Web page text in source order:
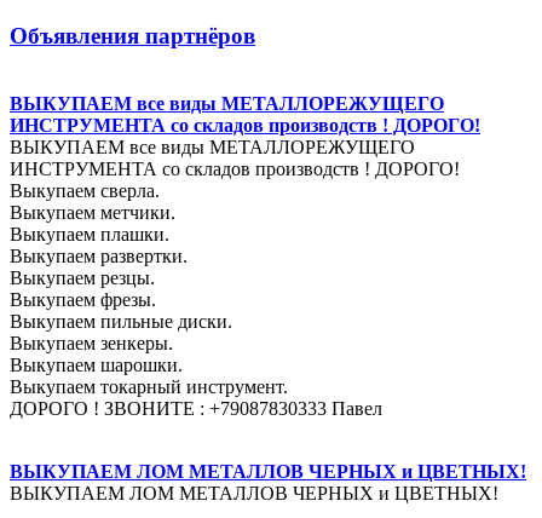
Объявления партнёров
ВЫКУПАЕМ все виды МЕТАЛЛОРЕЖУЩЕГО
ИНСТРУМЕНТА со складов производств ! ДОРОГО!
ВЫКУПАЕМ все виды МЕТАЛЛОРЕЖУЩЕГО
ИНСТРУМЕНТА со складов производств ! ДОРОГО!
Выкупаем сверла.
Выкупаем метчики.
Выкупаем плашки.
Выкупаем развертки.
Выкупаем резцы.
Выкупаем фрезы.
Выкупаем пильные диски.
Выкупаем зенкеры.
Выкупаем шарошки.
Выкупаем токарный инструмент.
ДОРОГО ! ЗВОНИТЕ : +79087830333 Павел
ВЫКУПАЕМ ЛОМ МЕТАЛЛОВ ЧЕРНЫХ и ЦВЕТНЫХ!
ВЫКУПАЕМ ЛОМ МЕТАЛЛОВ ЧЕРНЫХ и ЦВЕТНЫХ!